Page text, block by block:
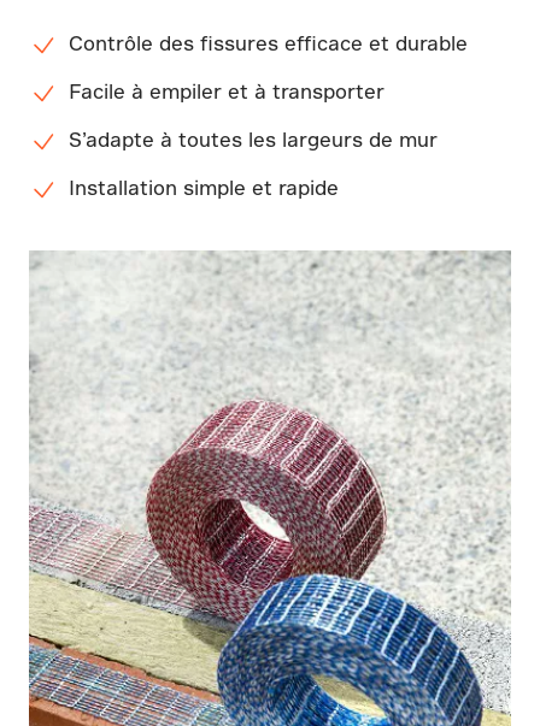
Contrôle des fissures efficace et durable
Facile à empiler et à transporter
S’adapte à toutes les largeurs de mur
Installation simple et rapide